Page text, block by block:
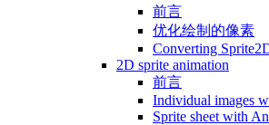
前言
优化绘制的像素
Converting
2D sprite animation
前言
Individual images
Sprite sheet with